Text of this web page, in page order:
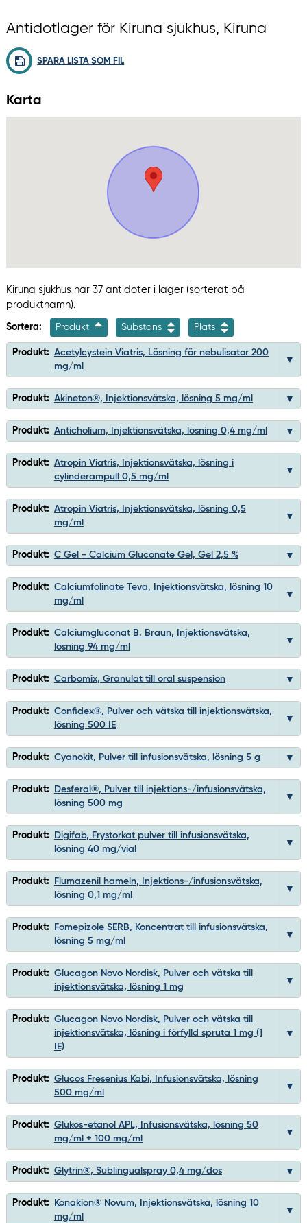
Antidotlager för Kiruna sjukhus, Kiruna
SPARA LISTA SOM FIL
Karta
Kiruna sjukhus har 37 antidoter i lager (sorterat på
produktnamn).
Sortera: Produkt Substans Plats
Produkt: Acetylcystein Viatris, Lösning för nebulisator 200
mg/ml
Produkt: Akineton®, Injektionsvätska, lösning 5 mg/ml
Produkt: Anticholium, Injektionsvätska, lösning 0,4 mg/ml
Produkt: Atropin Viatris, Injektionsvätska, lösning i
cylinderampull 0,5 mg/ml
Produkt: Atropin Viatris, Injektionsvätska, lösning 0,5
mg/ml
Produkt: C Gel - Calcium Gluconate Gel, Gel 2,5 %
Produkt: Calciumfolinate Teva, Injektionsvätska, lösning 10
mg/ml
Produkt: Calciumgluconat B. Braun, Injektionsvätska,
lösning 94 mg/ml
Produkt: Carbomix, Granulat till oral suspension
Produkt: Confidex®, Pulver och vätska till injektionsvätska,
lösning 500 IE
Produkt: Cyanokit, Pulver till infusionsvätska, lösning 5 g
Produkt:
Desferal®, Pulver till injektions-/infusionsvätska,
lösning 500 mg
Produkt:
Digifab, Frystorkat pulver till infusionsvätska,
lösning 40 mg/vial
Produkt:
Flumazenil hameln, Injektions-/infusionsvätska,
lösning 0,1 mg/ml
Produkt:
Fomepizole SERB, Koncentrat till infusionsvätska,
lösning 5 mg/ml
Produkt: Glucagon Novo Nordisk, Pulver och vätska till
injektionsvätska, lösning 1 mg
Produkt: Glucagon Novo Nordisk, Pulver och vätska till
injektionsvätska, lösning i förfylld spruta 1 mg (1
IE)
Produkt: Glucos Fresenius Kabi, Infusionsvätska, lösning
500 mg/ml
Produkt: Glukos-etanol APL, Infusionsvätska, lösning 50
mg/ml + 100 mg/ml
Produkt: Glytrin®, Sublingualspray 0,4 mg/dos
Produkt:
Konakion® Novum, Injektionsvätska, lösning 10
mg/ml